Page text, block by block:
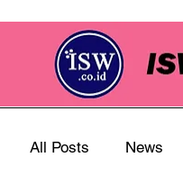
All Posts News